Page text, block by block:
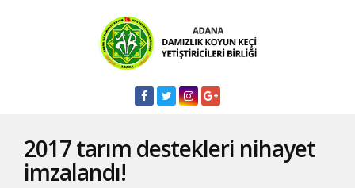
2017 tarım destekleri nihayet
imzalandı!